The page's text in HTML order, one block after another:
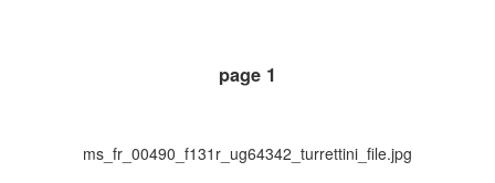
page 1
ms_fr_00490_f131r_ug64342_turrettini_file.jpg